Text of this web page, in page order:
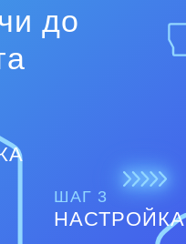
до
ШАГ 3
НАСТРОЙКА